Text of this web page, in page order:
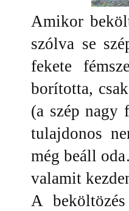
Amikor
szólva se
fekete
borította,
(a szép nagy
tulajdonos
még beáll
valamit
A